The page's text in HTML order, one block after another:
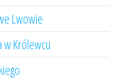
Lwowie
Królewcu